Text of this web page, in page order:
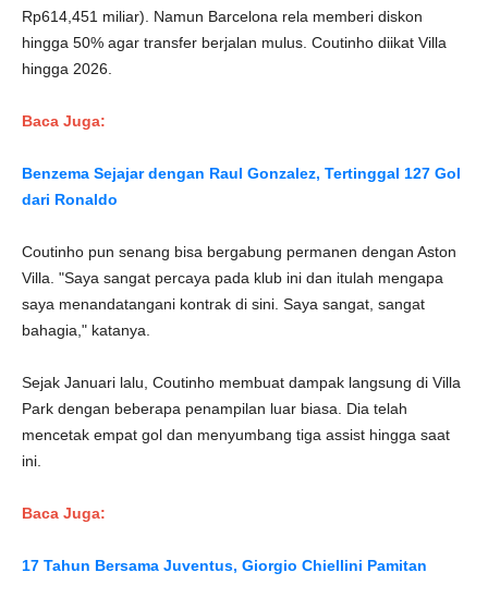
Rp614,451 miliar). Namun Barcelona rela memberi diskon
hingga 50% agar transfer berjalan mulus. Coutinho diikat Villa
hingga 2026.
Baca Juga:
Benzema Sejajar dengan Raul Gonzalez, Tertinggal 127 Gol
dari Ronaldo
Coutinho pun senang bisa bergabung permanen dengan Aston
Villa. "Saya sangat percaya pada klub ini dan itulah mengapa
saya menandatangani kontrak di sini. Saya sangat, sangat
bahagia," katanya.
Sejak Januari lalu, Coutinho membuat dampak langsung di Villa
Park dengan beberapa penampilan luar biasa. Dia telah
mencetak empat gol dan menyumbang tiga assist hingga saat
ini.
Baca Juga:
17 Tahun Bersama Juventus, Giorgio Chiellini Pamitan